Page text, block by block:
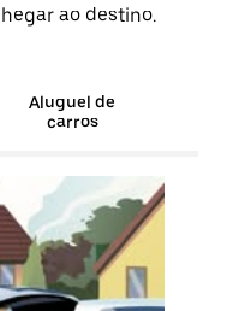
ao destino.
Aluguel de
carros